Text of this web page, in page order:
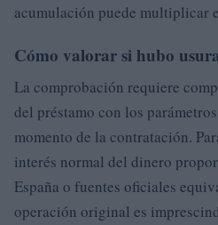
acumulación puede multiplicar
Cómo valorar si hubo
La comprobación requiere
del préstamo con los
momento de la contratación.
interés normal del dinero
España o fuentes oficiales
operación original es